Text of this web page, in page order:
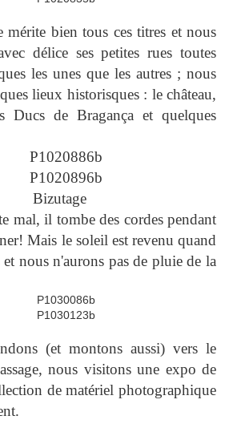
bien tous ces titres et nous
délice ses petites rues toutes
les unes que les autres ; nous
lieux historisques : le château,
Ducs de Bragança et quelques
Bizutage
mal, il tombe des cordes pendant
Mais le soleil est revenu quand
nous n'aurons pas de pluie de la
(et montons aussi) vers le
nous visitons une expo de
de matériel photographique